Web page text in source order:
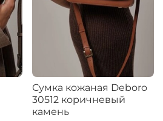
Сумка кожаная Deboro
30512 коричневый
камень